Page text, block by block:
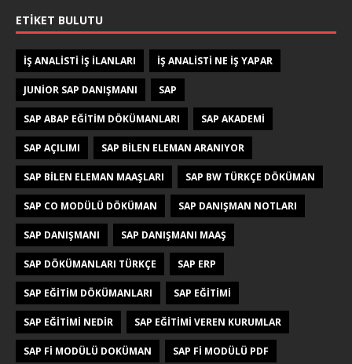
ETIKET BULUTU
IŞ ANALISTI IŞ ILANLARI IŞ ANALISTI NE IŞ YAPAR
JUNIOR SAP DANIŞMANI SAP
SAP ABAP EĞITIM DÖKÜMANLARI SAP AKADEMI
SAP AÇILIMI SAP BILEN ELEMAN ARANIYOR
SAP BILEN ELEMAN MAAŞLARI SAP BW TÜRKÇE DÖKÜMAN
SAP CO MODÜLÜ DÖKÜMAN SAP DANIŞMAN NOTLARI
SAP DANIŞMANI SAP DANIŞMANI MAAŞ
SAP DÖKÜMANLARI TÜRKÇE SAP ERP
SAP EĞITIM DÖKÜMANLARI SAP EĞITIMI
SAP EĞITIMI NEDIR SAP EĞITIMI VEREN KURUMLAR
SAP FI MODÜLÜ DOKÜMAN SAP FI MODÜLÜ PDF